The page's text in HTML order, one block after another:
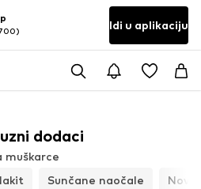
Idi u aplikaciju
dodaci
muškarce
Sunčane naočale